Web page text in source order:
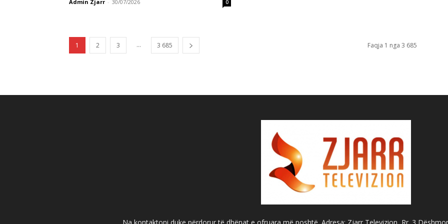
Admin Zjarr - 30/07/2026 0
1 2 3 ... 3 685 Faqja 1 nga 3 685